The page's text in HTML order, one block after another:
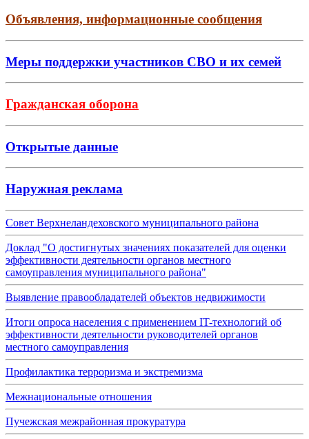
Объявления, информационные сообщения
Меры поддержки участников СВО и их семей
Гражданская оборона
Открытые данные
Наружная реклама
Совет Верхнеландеховского муниципального района
Доклад "О достигнутых значениях показателей для оценки
эффективности деятельности органов местного
самоуправления муниципального района"
Выявление правообладателей объектов недвижимости
Итоги опроса населения с применением IT-технологий об
эффективности деятельности руководителей органов
местного самоуправления
Профилактика терроризма и экстремизма
Межнациональные отношения
Пучежская межрайонная прокуратура